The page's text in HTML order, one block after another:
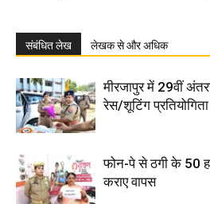
संबंधित लेख लेखक से और अधिक
मीरजापुर में 29वीं
रेस/शूटिंग
फोन-पे से ठगी के 50
कराए वापस